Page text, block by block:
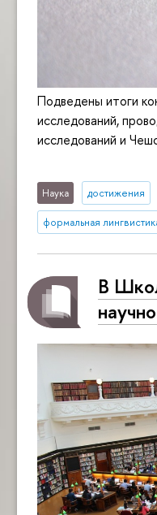
Подведены итоги
исследований,
исследований и
Наука достижения
формальная
В